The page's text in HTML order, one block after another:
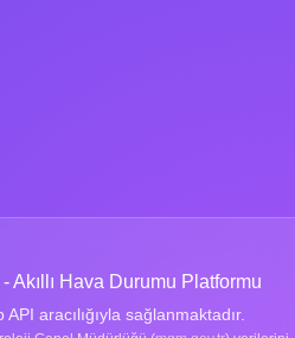
Hava Durumu Platformu
aracılığıyla sağlanmaktadır.